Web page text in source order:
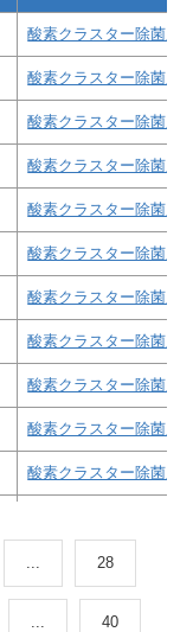
酸素クラスター除菌脱
酸素クラスター除菌脱
酸素クラスター除菌脱
酸素クラスター除菌脱
酸素クラスター除菌脱
酸素クラスター除菌脱
酸素クラスター除菌脱
酸素クラスター除菌脱
酸素クラスター除菌脱
酸素クラスター除菌脱
酸素クラスター除菌脱
酸素クラスター除菌脱
酸素クラスター除菌脱
... 28
... 40